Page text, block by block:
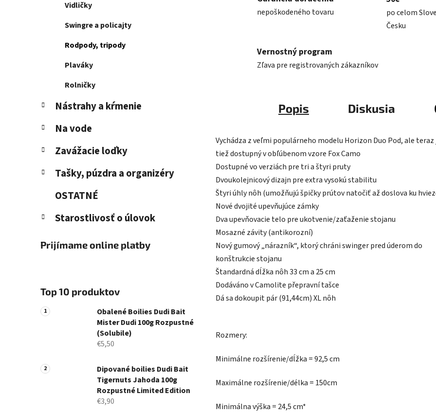
Vidličky
Swingre a policajty
Rodpody, tripody
Plaváky
Rolničky
Nástrahy a kŕmenie
Na vode
Zavážacie loďky
Tašky, púzdra a organizéry
OSTATNÉ
Starostlivosť o úlovok
Prijímame online platby
Top 10 produktov
Obalené Boilies Dudi Bait
Mister Dudi 100g Rozpustné
(Solubile)
€5,50
Dipované boilies Dudi Bait
Tigernuts Jahoda 100g
Rozpustné Limited Edition
€3,90
nepoškodeného tovaru
po celom
Česku
Vernostný program
Zľava pre registrovaných zákazníkov
Popis Diskusia
Vychádza z veľmi populárneho modelu Horizon Duo Pod, ale teraz
tiež dostupný v obľúbenom vzore Fox Camo
Dostupné vo verziách pre tri a štyri pruty
Dvoukolejnicový dizajn pre extra vysokú stabilitu
Štyri úhly nôh (umožňujú špičky prútov natočiť až doslova ku
Nové dvojité upevňujúce zámky
Dva upevňovacie telo pre ukotvenie/zaťaženie stojanu
Mosazné závity (antikorozní)
Nový gumový „nárazník“, ktorý chráni swinger pred úderom do
konštrukcie stojanu
Štandardná dĺžka nôh 33 cm a 25 cm
Dodáváno v Camolite přepravní tašce
Dá sa dokoupit pár (91,44cm) XL nôh
Rozmery:
Minimálne rozšírenie/dĺžka = 92,5 cm
Maximálne rozšírenie/délka = 150cm
Minimálna výška = 24,5 cm*